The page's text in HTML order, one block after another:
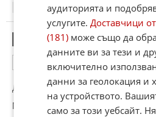
08.07.2025
Еманюел
До коментар #3от "Мадам Макрон":
Ма не видиш ли че е мек ма
аудиторията и
услугите.Доставчици
(181) може също да
данните ви за тези и
включително
данни за геолокация и
на устройството.
само за този уебсайт.